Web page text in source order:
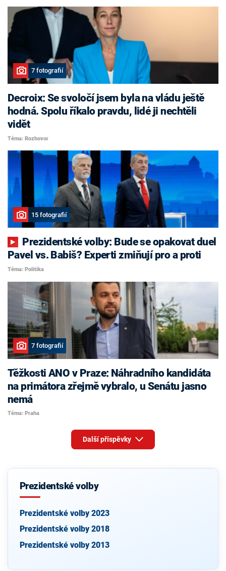
7 fotografií
Decroix: Se svoločí jsem byla na vládu ještě
hodná. Spolu říkalo pravdu, lidé ji nechtěli
vidět
Téma: Rozhovor
15 fotografií
Pavel vs. Babiš? Experti zmiňují pro a proti
Téma: Politika
7 fotografií
Těžkosti ANO v Praze: Náhradního kandidáta
na primátora zřejmě vybralo, u Senátu jasno
nemá
Téma: Praha
Další příspěvky
Prezidentské volby
Prezidentské volby 2023
Prezidentské volby 2018
Prezidentské volby 2013